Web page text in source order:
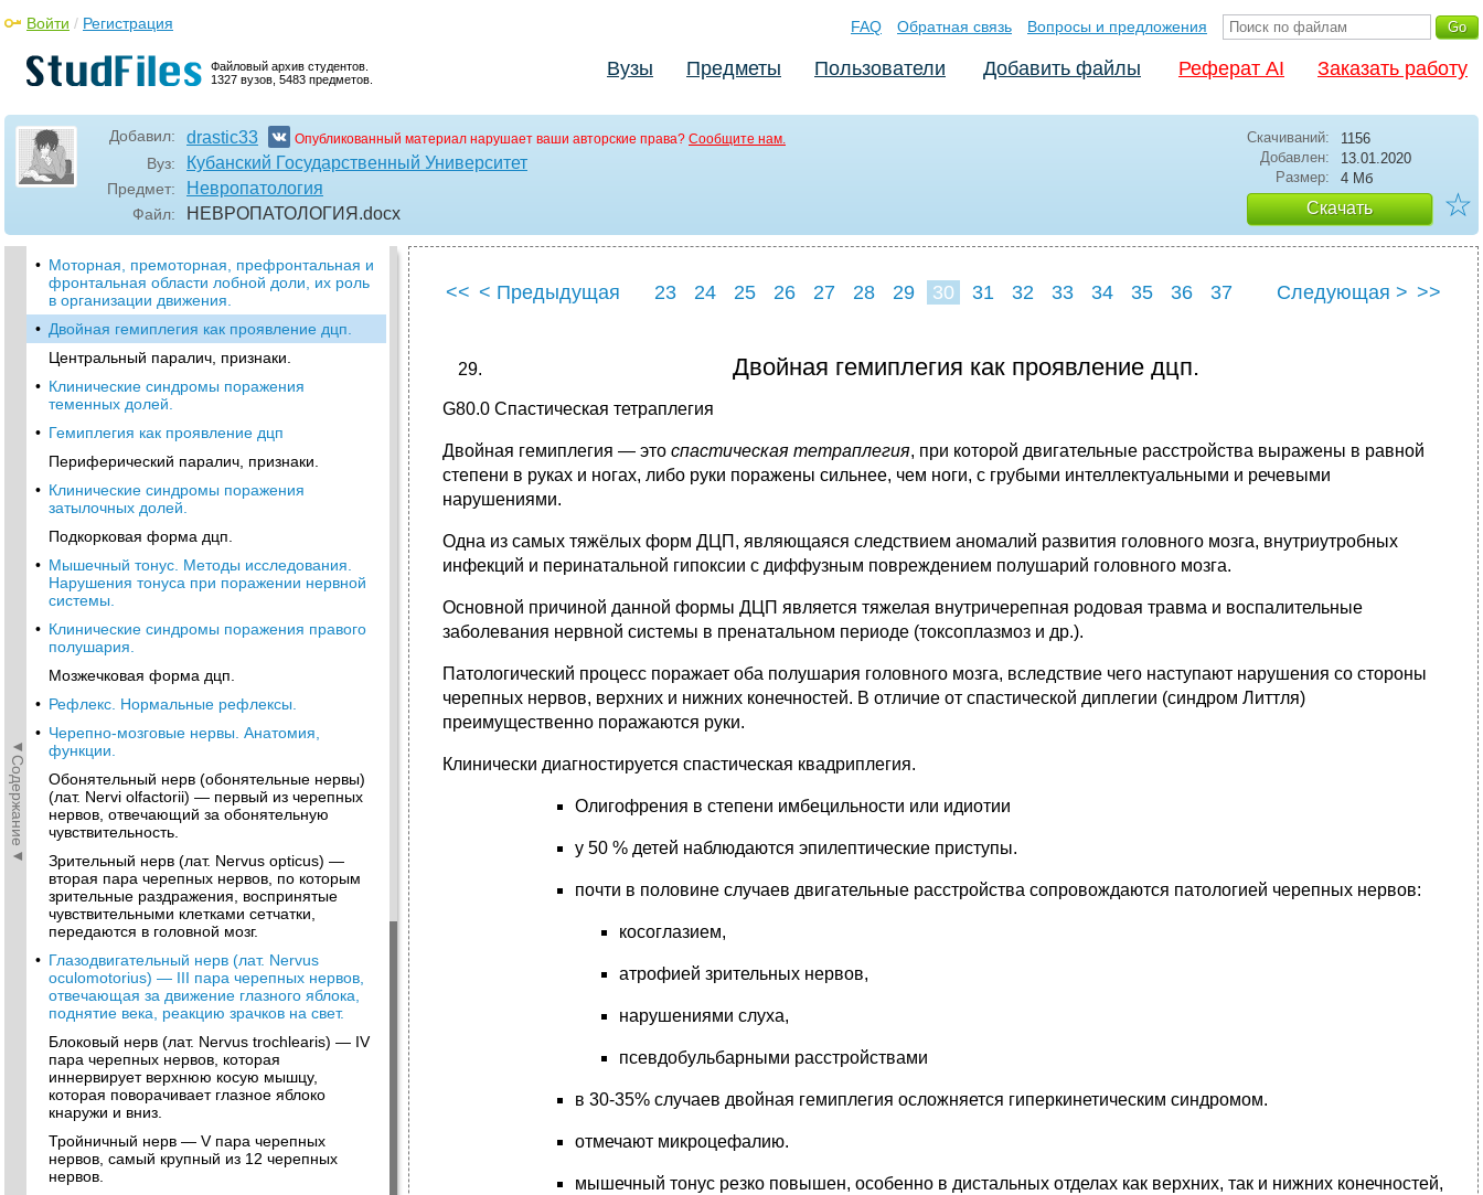
Файловый архив студентов.
1327 вузов, 5483 предметов.
Войти / Регистрация FAQ Обратная связь Вопросы и предложения
Вузы Предметы Пользователи Добавить файлы Реферат AI Заказать работу
Добавил: drastic33 Опубликованный материал нарушает ваши авторские права? Сообщите нам.
Вуз: Кубанский Государственный Университет
Предмет: Невропатология
Файл: НЕВРОПАТОЛОГИЯ .docx
Скачиваний:
1156
Добавлен:
13.01.2020
Размер:
4 Мб
Скачать ☆
◄Содержание◄
височных долей.
патогенез по л.О. Бадаляну.
поражения.
Клинические синдромы поражения лобных
долей.
• Спастическая нижняя параплегия как
проявление дцп.
• Виды нарушений двигательных функций.
• Моторная, премоторная, префронтальная и
фронтальная области лобной доли, их роль
в организации движения.
• Двойная гемиплегия как проявление дцп.
Центральный паралич, признаки.
• Клинические синдромы поражения
теменных долей.
• Гемиплегия как проявление дцп
Периферический паралич, признаки.
• Клинические синдромы поражения
затылочных долей.
Подкорковая форма дцп.
• Мышечный тонус. Методы исследования.
Нарушения тонуса при поражении нервной
системы.
• Клинические синдромы поражения правого
полушария.
Мозжечковая форма дцп.
• Рефлекс. Нормальные рефлексы.
• Черепно-мозговые нервы. Анатомия,
функции.
Обонятельный нерв (обонятельные нервы)
(лат. Nervi olfactorii) — первый из черепных
нервов, отвечающий за обонятельную
чувствительность.
Зрительный нерв (лат. Nervus opticus) —
вторая пара черепных нервов, по которым
зрительные раздражения, воспринятые
чувствительными клетками сетчатки,
передаются в головной мозг.
• Глазодвигательный нерв (лат. Nervus
oculomotorius) — III пара черепных нервов,
отвечающая за движение глазного яблока,
поднятие века, реакцию зрачков на свет.
Блоковый нерв (лат. Nervus trochlearis) — IV
пара черепных нервов, которая
иннервирует верхнюю косую мышцу,
которая поворачивает глазное яблоко
кнаружи и вниз.
Тройничный нерв — V пара черепных
нервов, самый крупный из 12 черепных
нервов.
<< < Предыдущая 23 24 25 26 27 28 29 30 31 32 33 34 35 36
37
Следующая > >>
Двойная гемиплегия как проявление дцп.
G80.0 Спастическая тетраплегия
Двойная гемиплегия — это спастическая тетраплегия, при которой двигательные расстройства выражены в равной
степени в руках и ногах, либо руки поражены сильнее, чем ноги, с грубыми интеллектуальными и речевыми
нарушениями.
Одна из самых тяжёлых форм ДЦП, являющаяся следствием аномалий развития головного мозга, внутриутробных
инфекций и перинатальной гипоксии с диффузным повреждением полушарий головного мозга.
Основной причиной данной формы ДЦП является тяжелая внутричерепная родовая травма и воспалительные
заболевания нервной системы в пренатальном периоде (токсоплазмоз и др.).
Патологический процесс поражает оба полушария головного мозга, вследствие чего наступают нарушения со стороны
черепных нервов, верхних и нижних конечностей. В отличие от спастической диплегии (синдром Литтля)
преимущественно поражаются руки.
Клинически диагностируется спастическая квадриплегия.
Олигофрения в степени имбецильности или идиотии
у 50 % детей наблюдаются эпилептические приступы.
почти в половине случаев двигательные расстройства сопровождаются патологией черепных нервов:
косоглазием,
атрофией зрительных нервов,
нарушениями слуха,
псевдобульбарными расстройствами
в 30-35% случаев двойная гемиплегия осложняется гиперкинетическим синдромом.
отмечают микроцефалию.
мышечный тонус резко повышен, особенно в дистальных отделах как верхних, так и нижних конечностей,